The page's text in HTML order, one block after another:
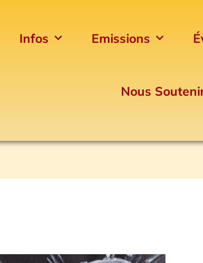
Infos Emissions
Nous